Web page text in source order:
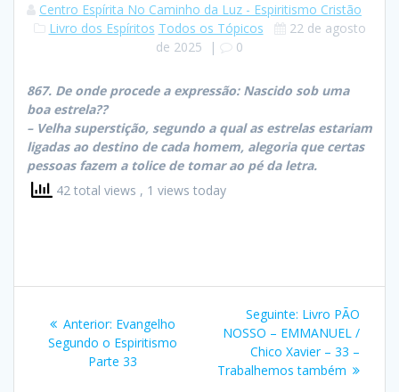
Centro Espírita No Caminho da Luz - Espiritismo Cristão
Livro dos Espíritos Todos os Tópicos
22 de agosto
de 2025 | 0
867. De onde procede a expressão: Nascido sob uma
boa estrela??
– Velha superstição, segundo a qual as estrelas estariam
ligadas ao destino de cada homem, alegoria que certas
pessoas fazem a tolice de tomar ao pé da letra.
42 total views , 1 views today
de
Anterior: Post
anterior:
Evangelho
Segundo o Espiritismo
Parte 33
Seguinte: Post
seguinte:
Livro PÃO
NOSSO – EMMANUEL /
Chico Xavier – 33 –
Trabalhemos também